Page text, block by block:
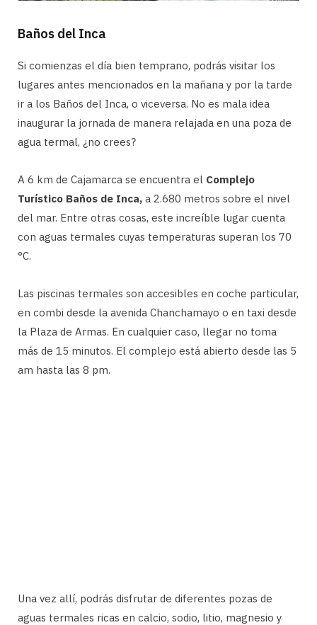
Baños del Inca
Si comienzas el día bien temprano, podrás visitar los
lugares antes mencionados en la mañana y por la tarde
ir a los Baños del Inca, o viceversa. No es mala idea
inaugurar la jornada de manera relajada en una poza de
agua termal, ¿no crees?
A 6 km de Cajamarca se encuentra el Complejo
Turístico Baños de Inca, a 2.680 metros sobre el nivel
del mar. Entre otras cosas, este increíble lugar cuenta
con aguas termales cuyas temperaturas superan los 70
°C.
Las piscinas termales son accesibles en coche particular,
en combi desde la avenida Chanchamayo o en taxi desde
la Plaza de Armas. En cualquier caso, llegar no toma
más de 15 minutos. El complejo está abierto desde las 5
am hasta las 8 pm.
Una vez allí, podrás disfrutar de diferentes pozas de
aguas termales ricas en calcio, sodio, litio, magnesio y